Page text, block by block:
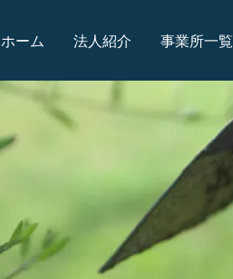
ホーム 法人紹介 事業所一覧